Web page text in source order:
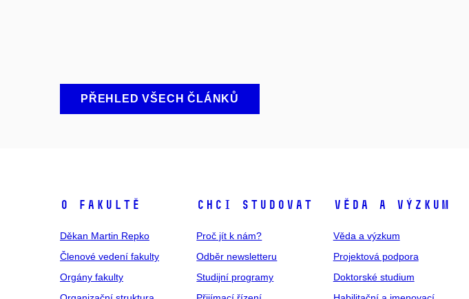
PŘEHLED VŠECH ČLÁNKŮ
O fakultě
Děkan Martin Repko
Členové vedení fakulty
Orgány fakulty
Chci studovat
Proč jít k nám?
Odběr newsletteru
Studijní programy
Věda a výzkum
Věda a výzkum
Projektová podpora
Doktorské studium